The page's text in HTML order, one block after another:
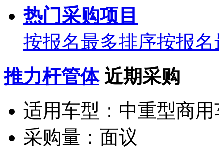
热门采购项目
按报名最多排序按报
推力杆管体 近期采购
适用车型： 中重型商
采购量： 面议